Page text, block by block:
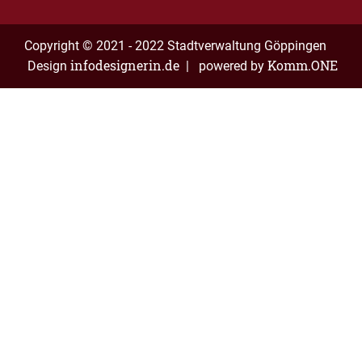
Copyright © 2021 - 2022 Stadtverwaltung Göppingen
Design infodesignerin.de | powered by Komm.ONE